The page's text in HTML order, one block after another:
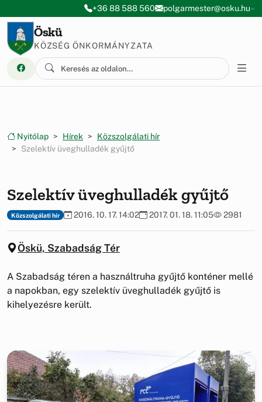
Ugrás a menüre
Ugrás a tartalomra+36 88 588 560 polgarmester@osku.hu
Öskü
KÖZSÉG ÖNKORMÁNYZATA
Nyitólap Hírek
Közszolgálati hír
Szelektív üveghulladék gyűjtő
Szelektív üveghulladék gyűjtő
Közszolgálati hír 2016. 10. 17. 14:02 2017. 01. 18. 11:05 2981
Öskü, Szabadság Tér
A Szabadság téren a használtruha gyűjtő konténer mellé
a napokban, egy szelektív üveghulladék gyűjtő is
kihelyezésre került.